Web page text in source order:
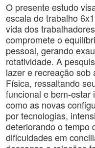
O presente estudo
escala de trabalho
vida dos
compromete o
pessoal, gerando
rotatividade. A
lazer e recreação sob
Física, ressaltando
funcional e bem-estar
como as novas
por tecnologias,
deteriorando o tempo
dificuldades em